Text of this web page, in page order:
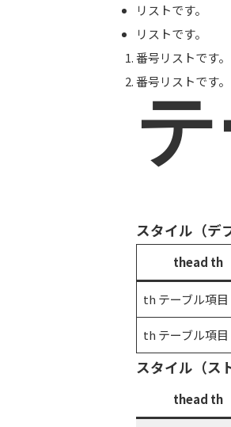
リストです。
リストです。
番号リストです。
番号リストです。
スタイル（デ
thead th
th テーブル項目
th テーブル項目
スタイル（ス
thead th